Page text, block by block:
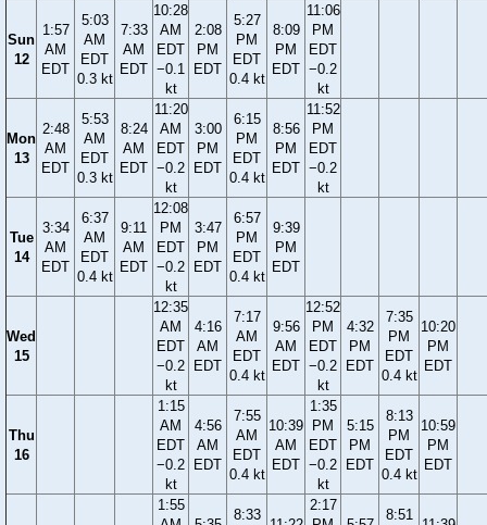
Sun
12
1:57
AM
EDT
5:03
AM
EDT
0.3 kt
7:33
AM
EDT
10:28
AM
EDT
−0.1
kt
2:08
PM
EDT
5:27
PM
EDT
0.4 kt
8:09
PM
EDT
11:06
PM
EDT
−0.2
kt
Mon
13
2:48
AM
EDT
5:53
AM
EDT
0.3 kt
8:24
AM
EDT
11:20
AM
EDT
−0.2
kt
3:00
PM
EDT
6:15
PM
EDT
0.4 kt
8:56
PM
EDT
11:52
PM
EDT
−0.2
kt
Tue
14
3:34
AM
EDT
6:37
AM
EDT
0.4 kt
9:11
AM
EDT
12:08
PM
EDT
−0.2
kt
3:47
PM
EDT
6:57
PM
EDT
0.4 kt
9:39
PM
EDT
Wed
15
12:35
AM
EDT
−0.2
kt
4:16
AM
EDT
7:17
AM
EDT
0.4 kt
9:56
AM
EDT
12:52
PM
EDT
−0.2
kt
4:32
PM
EDT
7:35
PM
EDT
0.4 kt
10:20
PM
EDT
Thu
16
1:15
AM
EDT
−0.2
kt
4:56
AM
EDT
7:55
AM
EDT
0.4 kt
10:39
AM
EDT
1:35
PM
EDT
−0.2
kt
5:15
PM
EDT
8:13
PM
EDT
0.4 kt
10:59
PM
EDT
1:55
8:33
2:17
8:51